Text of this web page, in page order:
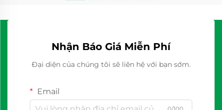
Nhận Báo Giá Miễn Phí
Đại diện của chúng tôi sẽ liên hệ với bạn sớm.
Email